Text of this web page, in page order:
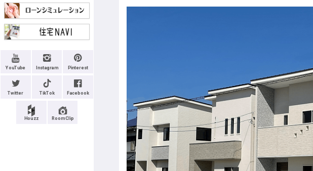
YouTube Instagram Pinterest
Twitter TikTok Facebook
Houzz RoomClip